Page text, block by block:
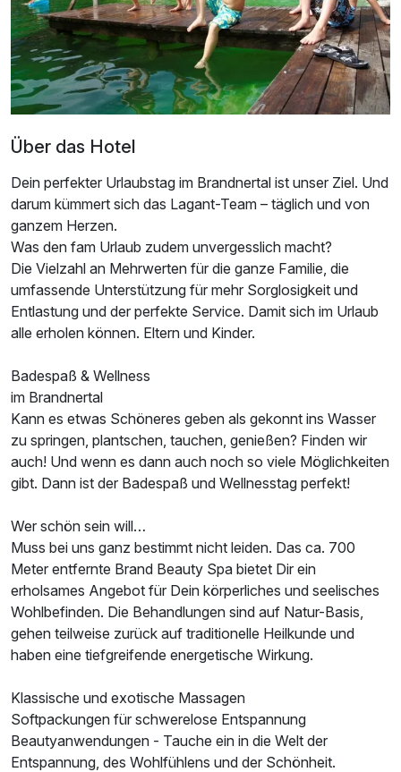
Über das Hotel
Dein perfekter Urlaubstag im Brandnertal ist unser Ziel. Und
darum kümmert sich das Lagant-Team – täglich und von
ganzem Herzen.
Was den fam Urlaub zudem unvergesslich macht?
Die Vielzahl an Mehrwerten für die ganze Familie, die
umfassende Unterstützung für mehr Sorglosigkeit und
Entlastung und der perfekte Service. Damit sich im Urlaub
alle erholen können. Eltern und Kinder.
Badespaß & Wellness
im Brandnertal
Kann es etwas Schöneres geben als gekonnt ins Wasser
zu springen, plantschen, tauchen, genießen? Finden wir
auch! Und wenn es dann auch noch so viele Möglichkeiten
gibt. Dann ist der Badespaß und Wellnesstag perfekt!
Wer schön sein will…
Muss bei uns ganz bestimmt nicht leiden. Das ca. 700
Meter entfernte Brand Beauty Spa bietet Dir ein
erholsames Angebot für Dein körperliches und seelisches
Wohlbefinden. Die Behandlungen sind auf Natur-Basis,
gehen teilweise zurück auf traditionelle Heilkunde und
haben eine tiefgreifende energetische Wirkung.
Klassische und exotische Massagen
Softpackungen für schwerelose Entspannung
Beautyanwendungen - Tauche ein in die Welt der
Entspannung, des Wohlfühlens und der Schönheit.